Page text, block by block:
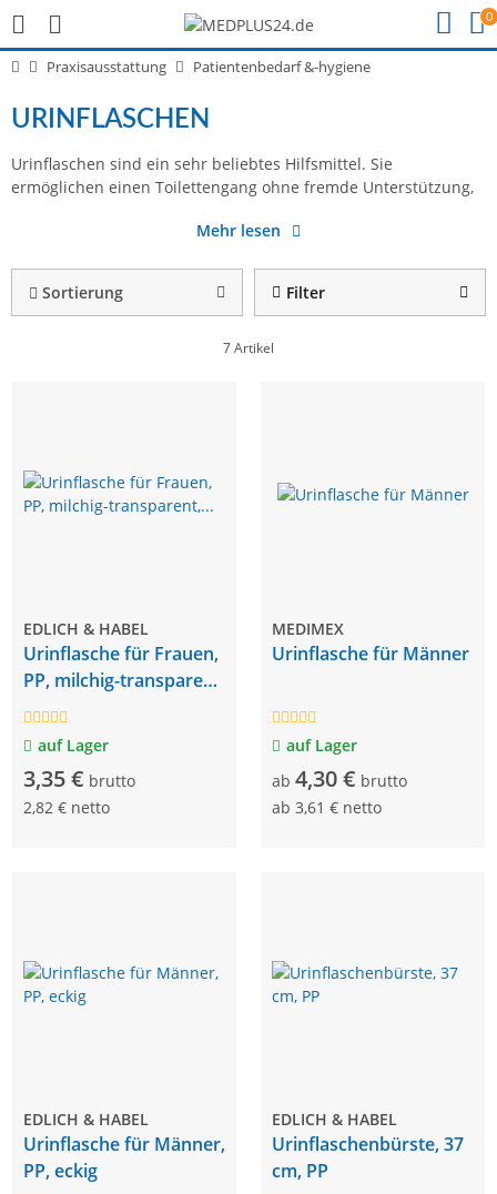
0
Praxisausstattung Patientenbedarf &-hygiene
URINFLASCHEN
Urinflaschen sind ein sehr beliebtes Hilfsmittel. Sie
ermöglichen einen Toilettengang ohne fremde Unterstützung,
sodass sie sowohl für Patienten als auch pflegerisches Personal
eine enorme Erleichterung darstellen. Auf dieser Seite bieten
wir Ihnen verschiedene Modelle sowie eine Beratung, um
Mehr lesen
Filter
Sortierung
7 Artikel
EDLICH & HABEL
Urinflasche für Frauen,
PP, milchig-transparent,
weißer Deckel
auf Lager
3,35 € brutto
2,82 € netto
MEDIMEX
Urinflasche für Männer
auf Lager
ab 4,30 € brutto
ab 3,61 € netto
EDLICH & HABEL
Urinflasche für Männer,
PP, eckig
EDLICH & HABEL
Urinflaschenbürste, 37
cm, PP